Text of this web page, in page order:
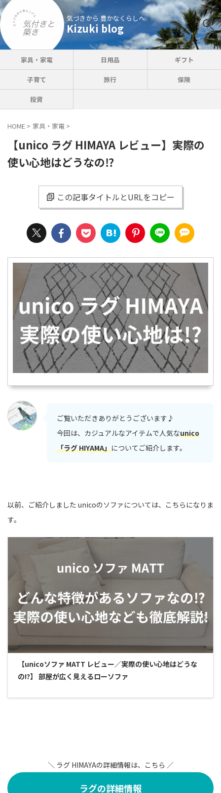
気づきから 豊かなくらしへ
Kizuki blog
家具・家電 日用品 ギフト
子育て 旅行 保険
投資
HOME > 家具・家電 >
【unico ラグ HIMAYA レビュー】実際の
使い心地はどうなの⁉︎
この記事タイトルとURLをコピー
ご覧いただきありがとうございます♪
今回は、カジュアルなアイテムで人気なunico
「ラグ HIYAMA」についてご紹介します。
以前、ご紹介しました unicoのソファについては、こちらになりま
す。
【unicoソファ MATT レビュー／実際の使い心地はどうな
の!?】 部屋が広く見えるローソファ
＼ ラグ HIMAYAの詳細情報は、こちら ／
ラグの詳細情報